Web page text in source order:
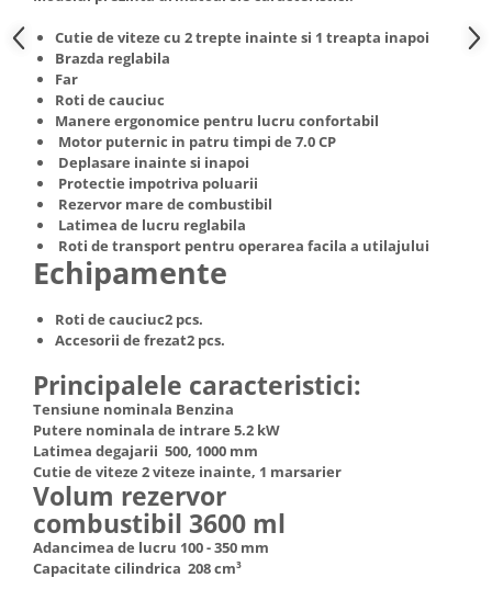
Truse de lipit PPR
Ventuze cu brate pentru transport
Vibratoare beton
Masini de spalat rufe cu uscator
Uscatoare de rufe
Masini de facut paine
Pachete electrocasnice
incorporabile
Seturi oale
SANDWICH MAKER
Storcatoare de fructe
Televizoare
Cutie de viteze cu 2 trepte inainte si 1 treapta inapoi
Brazda reglabila
Far
Roti de cauciuc
Manere ergonomice pentru lucru confortabil
Motor puternic in patru timpi de 7.0 CP
Deplasare inainte si inapoi
Protectie impotriva poluarii
Rezervor mare de combustibil
Latimea de lucru reglabila
Roti de transport pentru operarea facila a utilajului
Echipamente
Roti de cauciuc2 pcs.
Accesorii de frezat2 pcs.
Principalele caracteristici:
Tensiune nominala Benzina
Putere nominala de intrare 5.2 kW
Latimea degajarii 500, 1000 mm
Cutie de viteze 2 viteze inainte, 1 marsarier
Volum rezervor
combustibil 3600 ml
Adancimea de lucru 100 - 350 mm
Capacitate cilindrica 208 cm³